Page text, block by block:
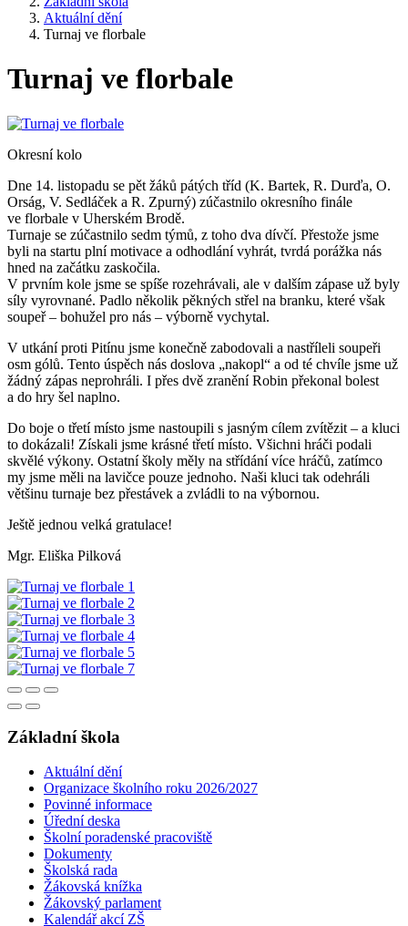
Aktuální dění
Turnaj ve florbale
Turnaj ve florbale
Okresní kolo
Dne 14. listopadu se pět žáků pátých tříd (K. Bartek, R. Durďa, O.
Orság, V. Sedláček a R. Zpurný) zúčastnilo okresního finále
ve florbale v Uherském Brodě.
Turnaje se zúčastnilo sedm týmů, z toho dva dívčí. Přestože jsme
byli na startu plní motivace a odhodlání vyhrát, tvrdá porážka nás
hned na začátku zaskočila.
V prvním kole jsme se spíše rozehrávali, ale v dalším zápase už byly
síly vyrovnané. Padlo několik pěkných střel na branku, které však
soupeř – bohužel pro nás – výborně vychytal.
V utkání proti Pitínu jsme konečně zabodovali a nastříleli soupeři
osm gólů. Tento úspěch nás doslova „nakopl“ a od té chvíle jsme už
žádný zápas neprohráli. I přes dvě zranění Robin překonal bolest
a do hry šel naplno.
Do boje o třetí místo jsme nastoupili s jasným cílem zvítězit – a kluci
to dokázali! Získali jsme krásné třetí místo. Všichni hráči podali
skvělé výkony. Ostatní školy měly na střídání více hráčů, zatímco
my jsme měli na lavičce pouze jednoho. Naši kluci tak odehráli
většinu turnaje bez přestávek a zvládli to na výbornou.
Ještě jednou velká gratulace!
Mgr. Eliška Pilková
Základní škola
Aktuální dění
Organizace školního roku 2026/2027
Povinné informace
Úřední deska
Školní poradenské pracoviště
Dokumenty
Školská rada
Žákovská knížka
Žákovský parlament
Kalendář akcí ZŠ